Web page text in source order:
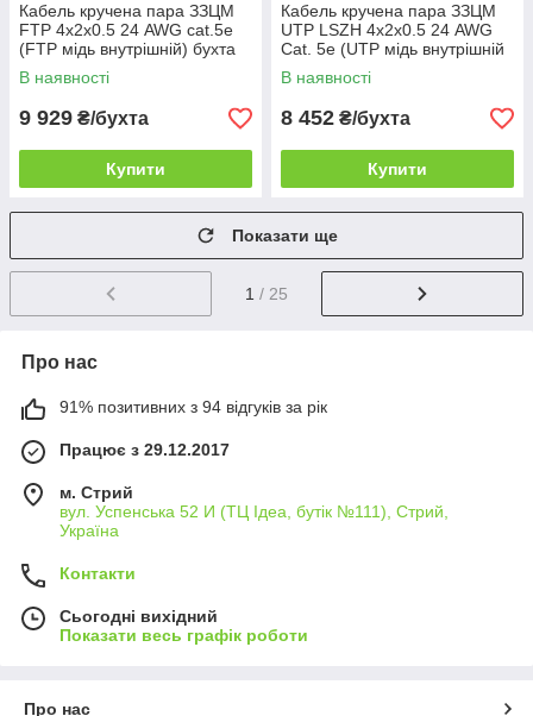
Кабель кручена пара ЗЗЦМ
FTP 4х2х0.5 24 AWG cat.5e
(FTP мідь внутрішній) бухта
305м білий
В наявності
9 929 ₴/бухта
Купити
Кабель кручена пара ЗЗЦМ
UTP LSZH 4х2х0.5 24 AWG
Cat. 5e (UTP мідь внутрішній
безгалогенний LSZH) бухта
305м білий
В наявності
8 452 ₴/бухта
Купити
Показати ще
1 / 25
Про нас
91% позитивних з 94 відгуків за рік
Працює з 29.12.2017
м. Стрий
вул. Успенська 52 И (ТЦ Ідеа, бутік №111), Стрий,
Україна
Контакти
Сьогодні вихідний
Показати весь графік роботи
Про нас